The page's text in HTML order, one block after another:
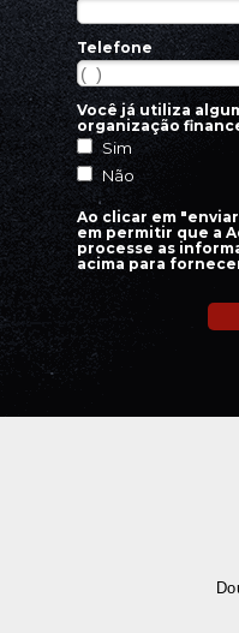
Telefone
Você já utiliza
organização
Sim
Não
Ao clicar em
em permitir que a
processe as
acima para